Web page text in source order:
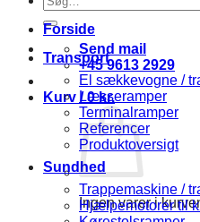
efter:
Send mail
+45 9613 2929
Kurv /0kr.
Ingen varer i
Forside
Transport
El sækkevogne /
Læsseramper
Terminalramper
Referencer
Produktoversigt
Sundhed
Trappemaskine /
Hjælpemotorer til